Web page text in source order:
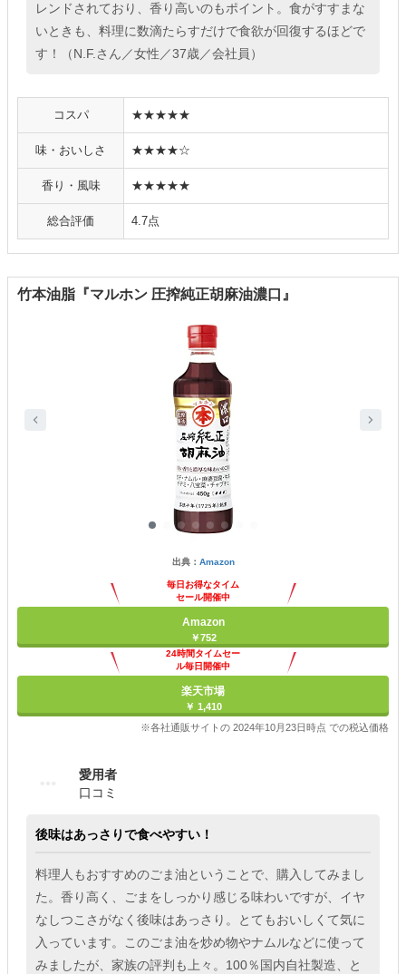
レンドされており、香り高いのもポイント。食がすすまな
いときも、料理に数滴たらすだけで食欲が回復するほどで
す！（N.F.さん／女性／37歳／会社員）
コスパ ★★★★★
味・おいしさ ★★★★☆
香り・風味 ★★★★★
総合評価 4.7点
竹本油脂『マルホン 圧搾純正胡麻油濃口』
出典： Amazon
毎日お得なタイム
セール開催中
Amazon
￥752
24時間タイムセー
ル毎日開催中
楽天市場
￥ 1,410
※各社通販サイトの 2024年10月23日時点 での税込価格
愛用者
口コミ
後味はあっさりで食べやすい！
料理人もおすすめのごま油ということで、購入してみまし
た。香り高く、ごまをしっかり感じる味わいですが、イヤ
なしつこさがなく後味はあっさり。とてもおいしくて気に
入っています。このごま油を炒め物やナムルなどに使って
みましたが、家族の評判も上々。100％国内自社製造、と